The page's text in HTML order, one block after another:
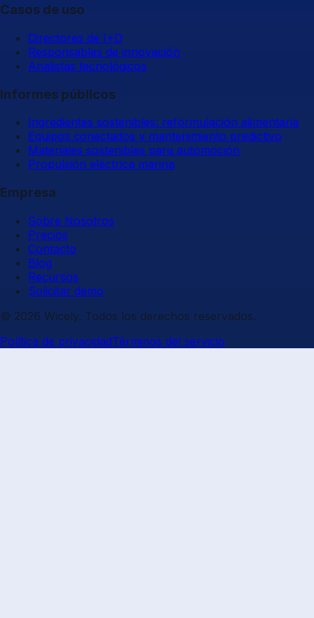
Casos de uso
Directores de I+D
Responsables de innovación
Analistas tecnológicos
Informes públicos
Ingredientes sostenibles: reformulación alimentaria
Equipos conectados y mantenimiento predictivo
Materiales sostenibles para automoción
Propulsión eléctrica marina
Empresa
Sobre Nosotros
Precios
Contacto
Blog
Recursos
Solicitar demo
© 2026 Wicely. Todos los derechos reservados.
Política de privacidadTérminos del servicio